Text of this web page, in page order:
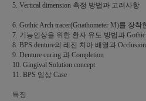
5. Vertical dimension 측정 방법과 고려사항
6. Gothic Arch tracer(Gnathometer M)를 장
7. 기능인상을 위한 환자 유도 방법과 Gothic
8. BPS denture의 레진 치아 배열과 Occlusion
9. Denture curing 과 Completion
10. Gingival Solution concept
11. BPS 임상 Case
특징